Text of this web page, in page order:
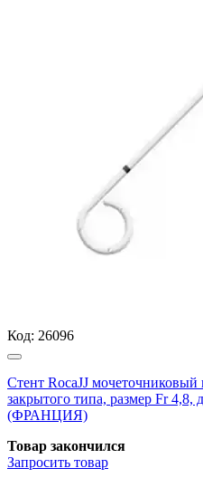
Код: 26096
Стент RocaJJ
закрытого типа, размер Fr 4,8,
(ФРАНЦИЯ)
Товар закончился
Запросить товар